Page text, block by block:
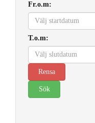
Fr.o.m:
T.o.m: